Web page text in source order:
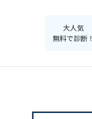
大人気
無料で診断！